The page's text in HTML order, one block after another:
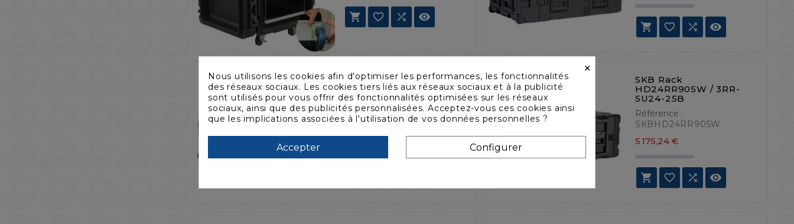
   
   
SKB Rack
HD24RR904W / 3RR-
4U24-25B
Référence :
SKBHD24RR904W
Prix
SKB Rack
HD24RR905W / 3RR-
5U24-25B
Référence :
SKBHD24RR905W
5 175,24 €
   
×
Nous utilisons les cookies afin d'optimiser les performances, les fonctionnalités
des réseaux sociaux. Les cookies tiers liés aux réseaux sociaux et à la publicité
sont utilisés pour vous offrir des fonctionnalités optimisées sur les réseaux
sociaux, ainsi que des publicités personnalisées. Acceptez-vous ces cookies ainsi
que les implications associées à l'utilisation de vos données personnelles ?
Accepter Configurer